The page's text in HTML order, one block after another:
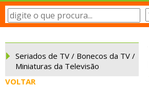
Seriados de TV / Bonecos da TV /
Miniaturas da Televisão
VOLTAR